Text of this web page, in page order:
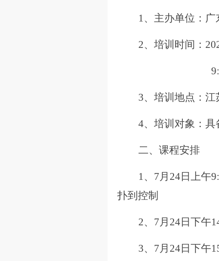
1、主办单位：
2、培训时间：
3、培训地点：
4、培训对象：
二、课程安排
1、7月24日上午
扑到控制
2、7月24日下午
3、7月24日下午